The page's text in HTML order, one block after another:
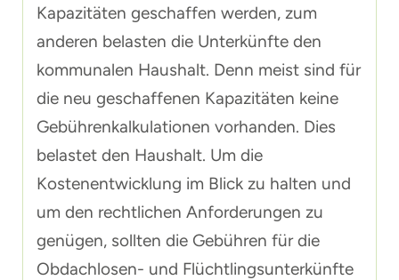
Kapazitäten geschaffen werden, zum
anderen belasten die Unterkünfte den
kommunalen Haushalt. Denn meist sind für
die neu geschaffenen Kapazitäten keine
Gebührenkalkulationen vorhanden. Dies
belastet den Haushalt. Um die
Kostenentwicklung im Blick zu halten und
um den rechtlichen Anforderungen zu
genügen, sollten die Gebühren für die
Obdachlosen- und Flüchtlingsunterkünfte